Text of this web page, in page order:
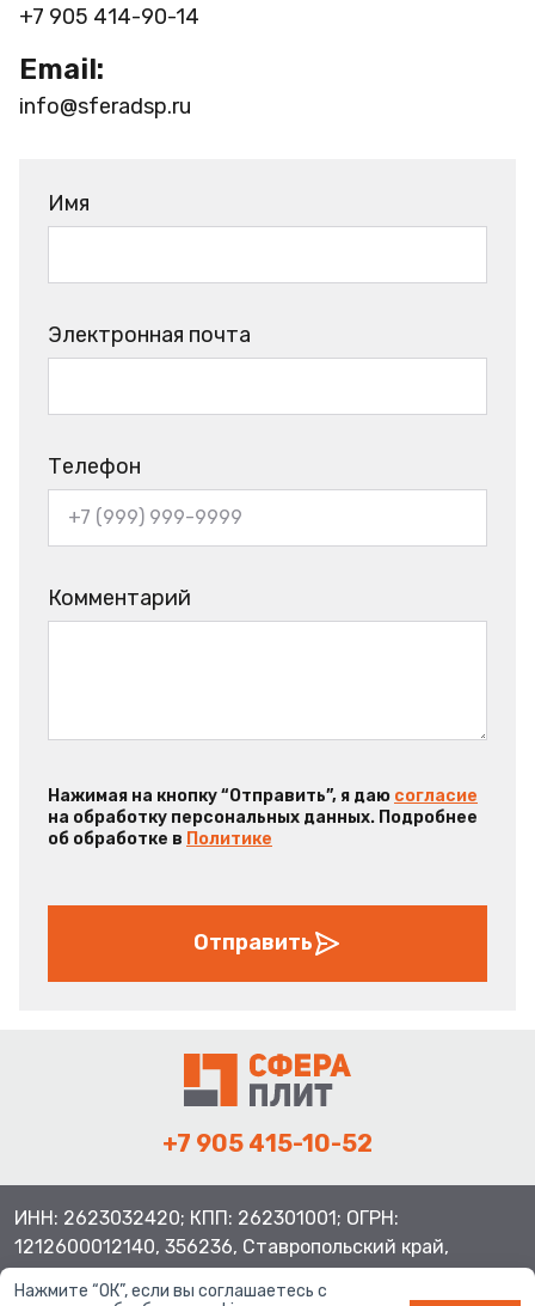
+7 905 414-90-14
Email:
info@sferadsp.ru
Имя
Электронная почта
Телефон
Комментарий
Нажимая на кнопку “Отправить”, я даю согласие
на обработку персональных данных. Подробнее
об обработке в Политике
Отправить
+7 905 415-10-52
ИНН: 2623032420; КПП: 262301001; ОГРН:
1212600012140, 356236, Ставропольский край,
Нажмите “ОК”, если вы соглашаетесь с